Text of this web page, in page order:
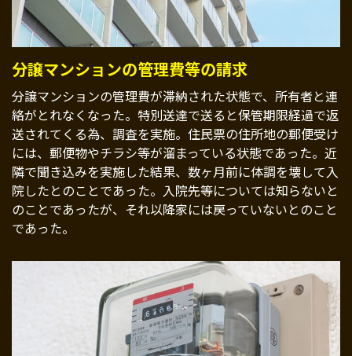
分譲マンションの管理費等の請求
分譲マンションの管理費が滞納された状態で、所有者と連
絡がとれなくなった。特別送達で送ると保管期限経過で返
送されてくる為、調査を実施。住民票の住所地の郵便受け
には、郵便物やチラシ等が溜まっている状態であった。近
隣で聞き込みを実施した結果、数ヶ月前に体調を壊して入
院したとのことであった。入院先等については知らないと
のことであったが、それ以降家には戻っていないとのこと
であった。